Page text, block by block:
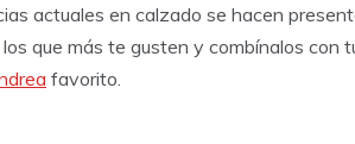
actuales en calzado se hacen
que más te gusten y combínalos con
favorito.